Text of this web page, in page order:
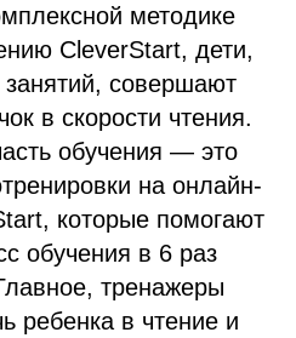
методике
CleverStart, дети,
совершают
в скорости чтения.
обучения — это
на онлайн-
которые помогают
обучения в 6 раз
тренажеры
ребенка в чтение и